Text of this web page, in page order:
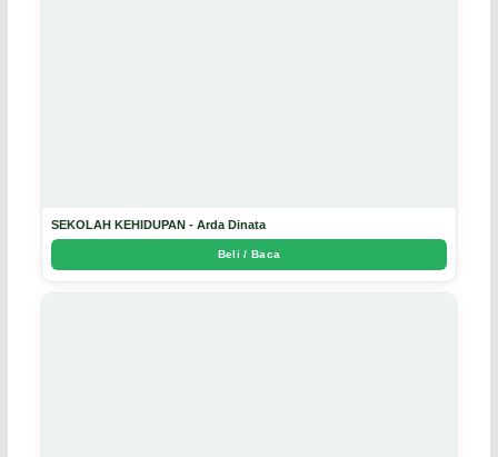
SEKOLAH KEHIDUPAN - Arda Dinata
Beli / Baca